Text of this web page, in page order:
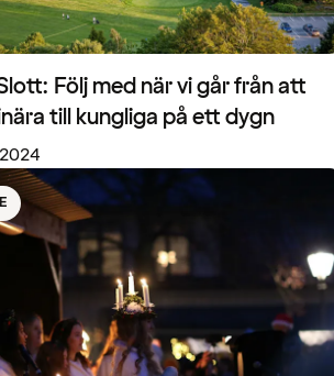
Följ med när vi går från att
till kungliga på ett dygn